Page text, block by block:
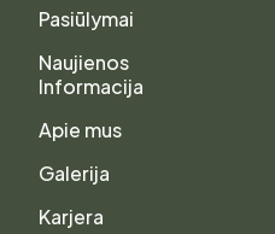
Pasiūlymai
Naujienos
Informacija
Apie mus
Galerija
Karjera